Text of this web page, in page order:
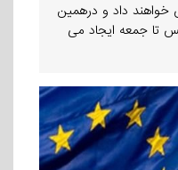
خواهند داد و درهمین
تا جمعه ایجاد می